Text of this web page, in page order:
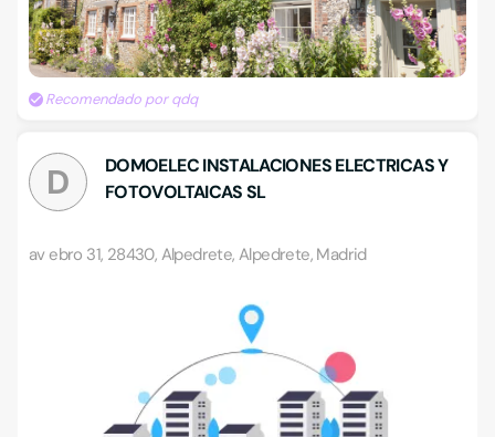
Recomendado por qdq
D
DOMOELEC INSTALACIONES ELECTRICAS Y
FOTOVOLTAICAS SL
av ebro 31, 28430, Alpedrete, Alpedrete, Madrid